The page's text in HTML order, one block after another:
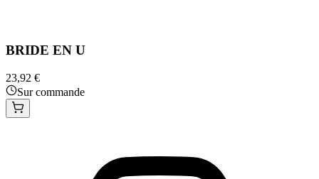
BRIDE EN U
23,92 €
Sur commande